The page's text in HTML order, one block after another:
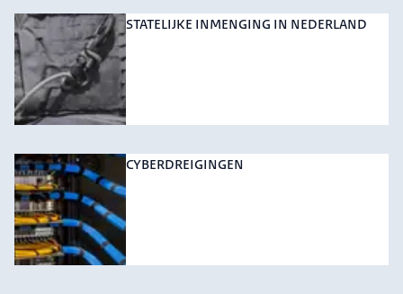
STATELIJKE INMENGING IN NEDERLAND
CYBERDREIGINGEN